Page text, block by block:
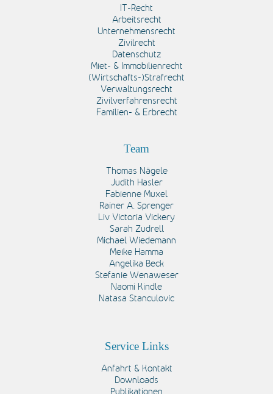
IT-Recht
Arbeitsrecht
Unternehmensrecht
Zivilrecht
Datenschutz
Miet- & Immobilienrecht
(Wirtschafts-)Strafrecht
Verwaltungsrecht
Zivilverfahrensrecht
Familien- & Erbrecht
Team
Thomas Nägele
Judith Hasler
Fabienne Muxel
Rainer A. Sprenger
Liv Victoria Vickery
Sarah Zudrell
Michael Wiedemann
Meike Hamma
Angelika Beck
Stefanie Wenaweser
Naomi Kindle
Natasa Stanculovic
Service Links
Anfahrt & Kontakt
Downloads
Publikationen